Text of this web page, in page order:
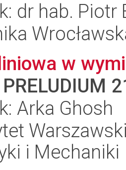
dr hab. Piotr
w
PRELUDIUM
Arka Ghosh
i Mechaniki